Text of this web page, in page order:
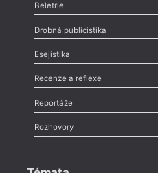
Beletrie
Poezie,Próza,Dokumenty
Drobná publicistika
Odlesk
Nekrolog,Glosa,Sloupek,
Esejistika
Esej ,Pádlo,Úvaha
Recenze a reflexe
Recenze
Méně slov o próze,Celá
Reportáže
Literární zítřky
Celá rubrika
Rozhovory